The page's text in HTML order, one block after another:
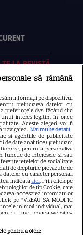
LA REVISTĂ
să rămână
informații pe dispozitivul
prelucrarea datelor cu
preferințele dvs. făcând clic
interes legitim în orice
Aceste alegeri vor fi
navigarea. Mai multe detalii
si agentiile de publicitate
de date analitice) prelucram
pentru a personaliza
functie de interesele si/sau
retelelor de socializare
de drepturile prevazute de
datelor cu caracter personal.
indicataaici. Prin click pe
de tip Cookie, care
accesarea informatiilor
pe “VREAU SA MODIFIC
in mod individual, mai
functionarea website-
pentru a oferi: